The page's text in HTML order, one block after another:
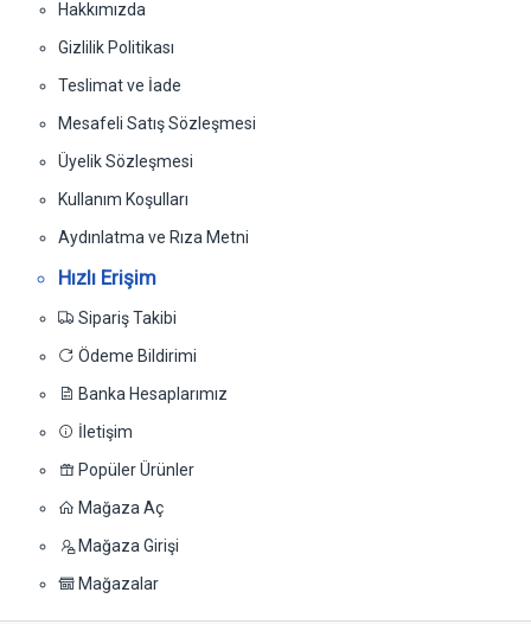
Hakkımızda
Gizlilik Politikası
Teslimat ve İade
Mesafeli Satış Sözleşmesi
Üyelik Sözleşmesi
Kullanım Koşulları
Aydınlatma ve Rıza Metni
Hızlı Erişim
Sipariş Takibi
Ödeme Bildirimi
Banka Hesaplarımız
İletişim
Popüler Ürünler
Mağaza Aç
Mağaza Girişi
Mağazalar